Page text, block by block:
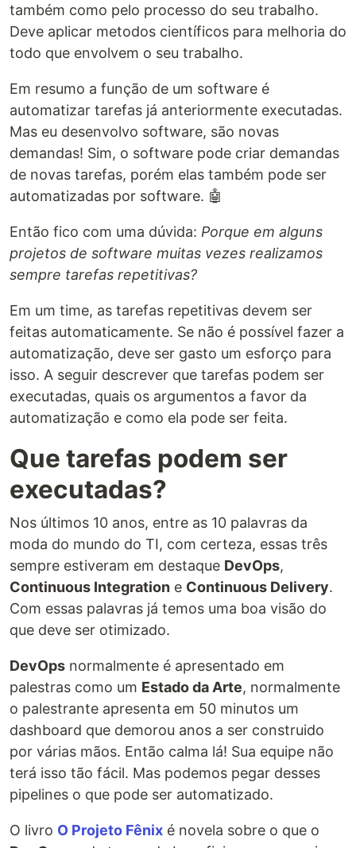
também como pelo processo do seu trabalho.
Deve aplicar metodos científicos para melhoria do
todo que envolvem o seu trabalho.
Em resumo a função de um software é
automatizar tarefas já anteriormente executadas.
Mas eu desenvolvo software, são novas
demandas! Sim, o software pode criar demandas
de novas tarefas, porém elas também pode ser
automatizadas por software. 🤖
Então fico com uma dúvida: Porque em alguns
projetos de software muitas vezes realizamos
sempre tarefas repetitivas?
Em um time, as tarefas repetitivas devem ser
feitas automaticamente. Se não é possível fazer a
automatização, deve ser gasto um esforço para
isso. A seguir descrever que tarefas podem ser
executadas, quais os argumentos a favor da
automatização e como ela pode ser feita.
Que tarefas podem ser
executadas?
Nos últimos 10 anos, entre as 10 palavras da
moda do mundo do TI, com certeza, essas três
sempre estiveram em destaque DevOps,
Continuous Integration e Continuous Delivery.
Com essas palavras já temos uma boa visão do
que deve ser otimizado.
DevOps normalmente é apresentado em
palestras como um Estado da Arte, normalmente
o palestrante apresenta em 50 minutos um
dashboard que demorou anos a ser construido
por várias mãos. Então calma lá! Sua equipe não
terá isso tão fácil. Mas podemos pegar desses
pipelines o que pode ser automatizado.
O livro O Projeto Fênix é novela sobre o que o